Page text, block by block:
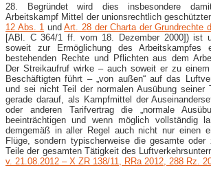
28. Begründet wird dies insbesondere
Arbeitskampf Mittel der unionsrechtlich
12 Abs. 1 undArt. 28 der Charta der Grundrechte
[ABl. C 364/1 ff. vom 18. Dezember 2000]) ist
soweit zur Ermöglichung des Arbeitskampfes
bestehenden Rechte und Pflichten aus dem
Der Streikaufruf wirke – auch soweit er zu
Beschäftigten führt – „von außen“ auf das
und sei nicht Teil der normalen Ausübung seiner
gerade darauf, als Kampfmittel der
oder anderen Tarifvertrag die „normale
beeinträchtigen und wenn möglich vollständig
demgemäß in aller Regel auch nicht nur einen
Flüge, sondern typischerweise die gesamte oder
Teile der gesamten Tätigkeit des
v. 21.08.2012 – X ZR 138/11, RRa 2012, 288 Rz.